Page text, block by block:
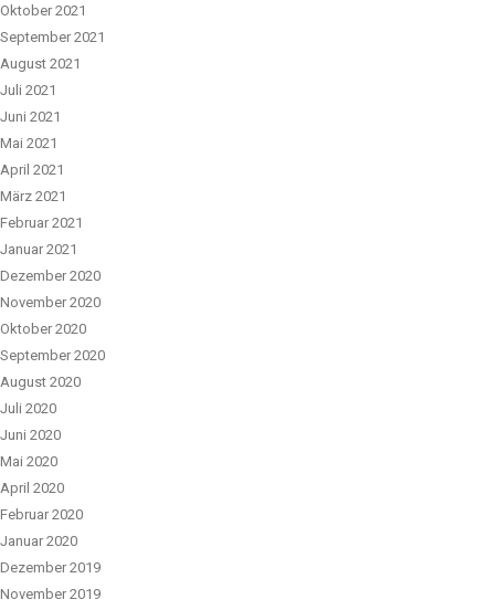
Oktober 2021
September 2021
August 2021
Juli 2021
Juni 2021
Mai 2021
April 2021
März 2021
Februar 2021
Januar 2021
Dezember 2020
November 2020
Oktober 2020
September 2020
August 2020
Juli 2020
Juni 2020
Mai 2020
April 2020
Februar 2020
Januar 2020
Dezember 2019
November 2019